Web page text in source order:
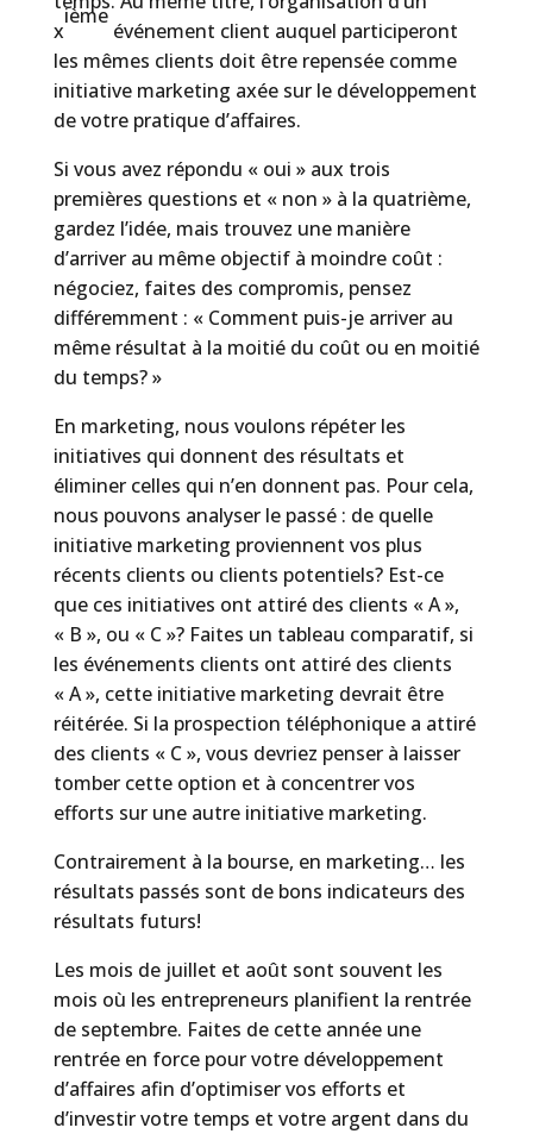
x
ième
événement client auquel participeront
les mêmes clients doit être repensée comme
initiative marketing axée sur le développement
de votre pratique d’affaires.
Si vous avez répondu « oui » aux trois
premières questions et « non » à la quatrième,
gardez l’idée, mais trouvez une manière
d’arriver au même objectif à moindre coût :
négociez, faites des compromis, pensez
différemment : « Comment puis-je arriver au
même résultat à la moitié du coût ou en moitié
du temps? »
En marketing, nous voulons répéter les
initiatives qui donnent des résultats et
éliminer celles qui n’en donnent pas. Pour cela,
nous pouvons analyser le passé : de quelle
initiative marketing proviennent vos plus
récents clients ou clients potentiels? Est-ce
que ces initiatives ont attiré des clients « A »,
« B », ou « C »? Faites un tableau comparatif, si
les événements clients ont attiré des clients
« A », cette initiative marketing devrait être
réitérée. Si la prospection téléphonique a attiré
des clients « C », vous devriez penser à laisser
tomber cette option et à concentrer vos
efforts sur une autre initiative marketing.
Contrairement à la bourse, en marketing… les
résultats passés sont de bons indicateurs des
résultats futurs!
Les mois de juillet et août sont souvent les
mois où les entrepreneurs planifient la rentrée
de septembre. Faites de cette année une
rentrée en force pour votre développement
d’affaires afin d’optimiser vos efforts et
d’investir votre temps et votre argent dans du